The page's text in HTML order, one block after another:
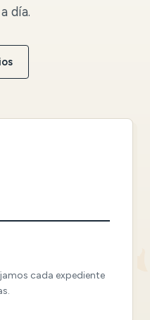
día.
cada expediente